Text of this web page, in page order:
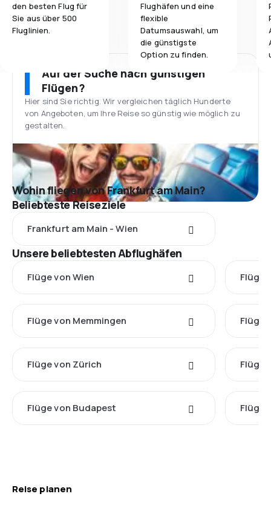
den besten Flug für
Sie aus über 500
Fluglinien.
Flughäfen und eine
flexible
Datumsauswahl, um
die günstigste
Option zu finden.
Auf der Suche nach günstigen
Flügen?
Hier sind Sie richtig. Wir vergleichen täglich Hunderte
von Angeboten, um Ihre Reise so günstig wie möglich zu
gestalten.
Wohin fliegen von Frankfurt am Main?
Beliebteste Reiseziele
Frankfurt am Main - Wien
Unsere beliebtesten Abflughäfen
Flüge von Wien Flüge
Flüge von Memmingen Flüge
Flüge von Zürich Flüge
Flüge von Budapest Flüge
Reise planen